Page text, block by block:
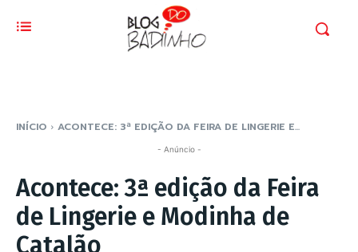
INÍCIO ACONTECE: 3ª EDIÇÃO DA FEIRA DE LINGERIE E...
- Anúncio -
Acontece: 3ª edição da Feira
de Lingerie e Modinha de
Catalão